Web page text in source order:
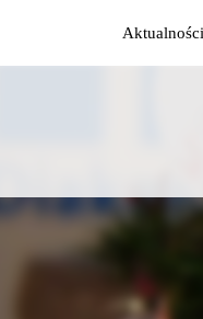
Aktualności